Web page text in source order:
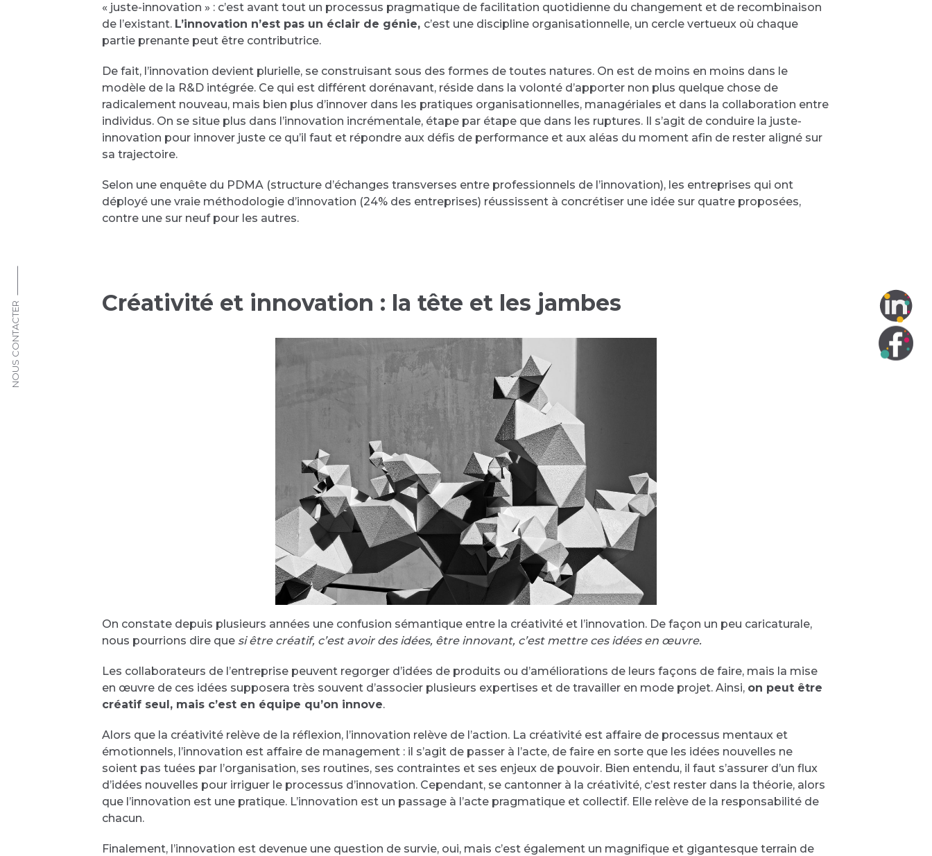
NOUS CONTACTER
« juste-innovation » : c’est avant tout un processus pragmatique de facilitation quotidienne du changement et de recombinaison
de l’existant. L’innovation n’est pas un éclair de génie, c’est une discipline organisationnelle, un cercle vertueux où chaque
partie prenante peut être contributrice.
De fait, l’innovation devient plurielle, se construisant sous des formes de toutes natures. On est de moins en moins dans le
modèle de la R&D intégrée. Ce qui est différent dorénavant, réside dans la volonté d’apporter non plus quelque chose de
radicalement nouveau, mais bien plus d’innover dans les pratiques organisationnelles, managériales et dans la collaboration entre
individus. On se situe plus dans l’innovation incrémentale, étape par étape que dans les ruptures. Il s’agit de conduire la juste-
innovation pour innover juste ce qu’il faut et répondre aux défis de performance et aux aléas du moment afin de rester aligné sur
sa trajectoire.
Selon une enquête du PDMA (structure d’échanges transverses entre professionnels de l’innovation), les entreprises qui ont
déployé une vraie méthodologie d’innovation (24% des entreprises) réussissent à concrétiser une idée sur quatre proposées,
contre une sur neuf pour les autres.
Créativité et innovation : la tête et les jambes
On constate depuis plusieurs années une confusion sémantique entre la créativité et l’innovation. De façon un peu caricaturale,
nous pourrions dire que si être créatif, c’est avoir des idées, être innovant, c’est mettre ces idées en œuvre.
Les collaborateurs de l’entreprise peuvent regorger d’idées de produits ou d’améliorations de leurs façons de faire, mais la mise
en œuvre de ces idées supposera très souvent d’associer plusieurs expertises et de travailler en mode projet. Ainsi, on peut être
créatif seul, mais c’est en équipe qu’on innove.
Alors que la créativité relève de la réflexion, l’innovation relève de l’action. La créativité est affaire de processus mentaux et
émotionnels, l’innovation est affaire de management : il s’agit de passer à l’acte, de faire en sorte que les idées nouvelles ne
soient pas tuées par l’organisation, ses routines, ses contraintes et ses enjeux de pouvoir. Bien entendu, il faut s’assurer d’un flux
d’idées nouvelles pour irriguer le processus d’innovation. Cependant, se cantonner à la créativité, c’est rester dans la théorie, alors
que l’innovation est une pratique. L’innovation est un passage à l’acte pragmatique et collectif. Elle relève de la responsabilité de
chacun.
Finalement, l’innovation est devenue une question de survie, oui, mais c’est également un magnifique et gigantesque terrain de